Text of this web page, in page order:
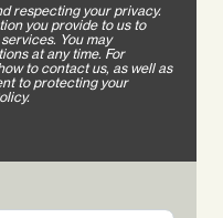
respecting your privacy.
you provide to us to
You may
at any time. For
to contact us, as well as
to protecting your